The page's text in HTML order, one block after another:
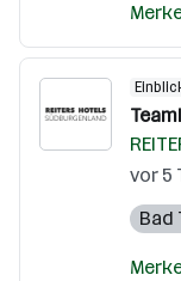
vor 5
Bad